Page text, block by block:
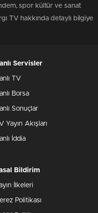
spor kültür ve sanat
TV hakkında detaylı bilgiye
Servisler
TV
Borsa
Sonuçlar
Yayın Akışları
İddia
Bildirim
İlkeleri
Politikası